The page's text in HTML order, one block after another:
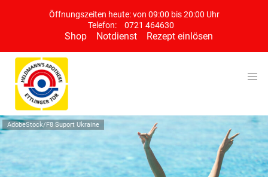
Öffnungszeiten heute: von 09:00 bis 20:00 Uhr
Telefon:
0721 464630
Shop Notdienst Rezept einlösen
AdobeStock/F8 Suport Ukraine